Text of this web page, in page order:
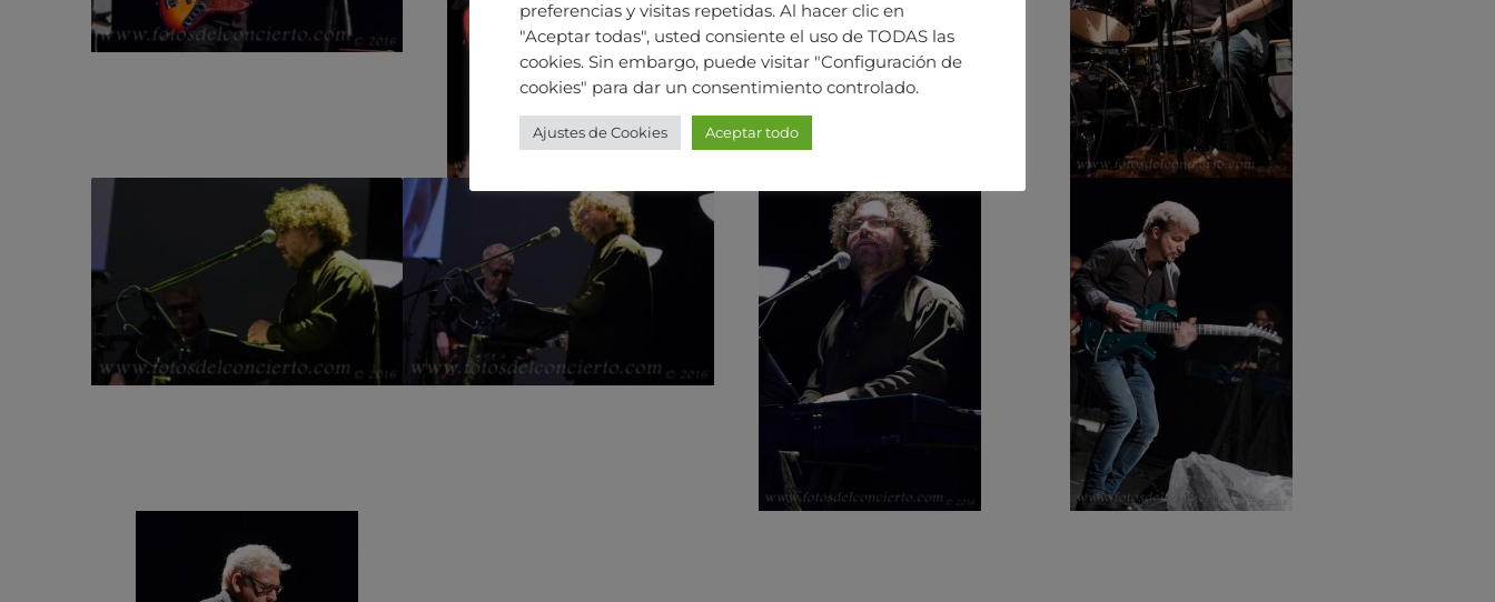
preferencias y visitas repetidas. Al hacer clic en
"Aceptar todas", usted consiente el uso de TODAS las
cookies. Sin embargo, puede visitar "Configuración de
cookies" para dar un consentimiento controlado.
Ajustes de Cookies Aceptar todo